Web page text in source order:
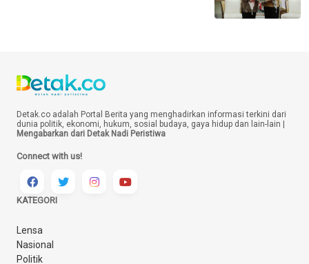
Detak.co adalah Portal Berita yang menghadirkan informasi terkini dari
dunia politik, ekonomi, hukum, sosial budaya, gaya hidup dan lain-lain |
Mengabarkan dari Detak Nadi Peristiwa
Connect with us!
KATEGORI
Lensa
Nasional
Politik